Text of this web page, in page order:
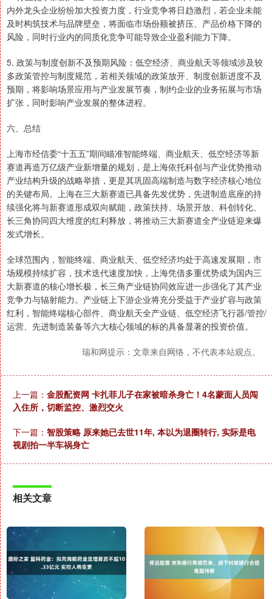
内外龙头企业纷纷加大投资力度，行业竞争将日趋激烈，若企业未能
及时构筑技术与品牌壁垒，将面临市场份额被挤压、产品价格下降的
风险，同时行业内的同质化竞争可能导致企业盈利能力下降。
5. 政策与制度创新不及预期风险：低空经济、商业航天等领域涉及较
多政策管控与制度规范，若相关领域的政策放开、制度创新进度不及
预期，将影响场景应用与产业发展节奏，制约企业的业务拓展与市场
扩张，同时影响产业发展的整体进程。
六、总结
上海市经信委“十五五”期间瞄准智能终端、商业航天、低空经济等新
赛道再造万亿级产业新增量的规划，是上海依托科创与产业优势推动
产业结构升级的战略举措，更是其巩固高端制造与数字经济核心地位
的关键布局。上海在三大新赛道已具备先发优势，先进制造底座的持
续强化将与新赛道形成双向赋能，政策扶持、场景开放、科创转化、
长三角协同四大维度的红利释放，将推动三大新赛道全产业链迎来爆
发式增长。
全球范围内，智能终端、商业航天、低空经济均处于高速发展期，市
场规模持续扩容，技术迭代速度加快，上海凭借多重优势成为国内三
大新赛道的核心增长极，长三角产业链协同效应进一步强化了其产业
竞争力与辐射能力。产业链上下游企业将充分受益于产业扩容与政策
红利，智能终端核心部件、商业航天全产业链、低空经济飞行器/管控/
运营、先进制造装备等六大核心领域的标的具备显著的投资价值。
瑞和网提示：文章来自网络，不代表本站观点。
上一篇： 金股配资网 卡扎菲儿子在家被暗杀身亡！4名蒙面人员闯
入住所，切断监控、激烈交火
下一篇： 智股策略 原来她已去世11年, 本以为退圈转行, 实际是电
视剧拍一半车祸身亡
相关文章